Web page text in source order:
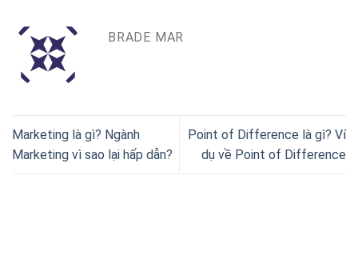
BRADE MAR
Marketing là gì? Ngành
Marketing vì sao lại hấp dẫn?
Point of Difference là gì? Ví
dụ về Point of Difference